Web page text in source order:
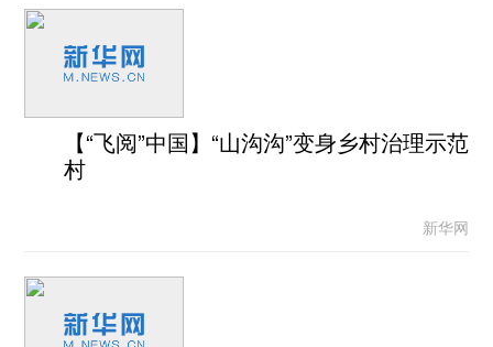
【“飞阅”中国】“山沟沟”变身乡村治理示范
村
新华网